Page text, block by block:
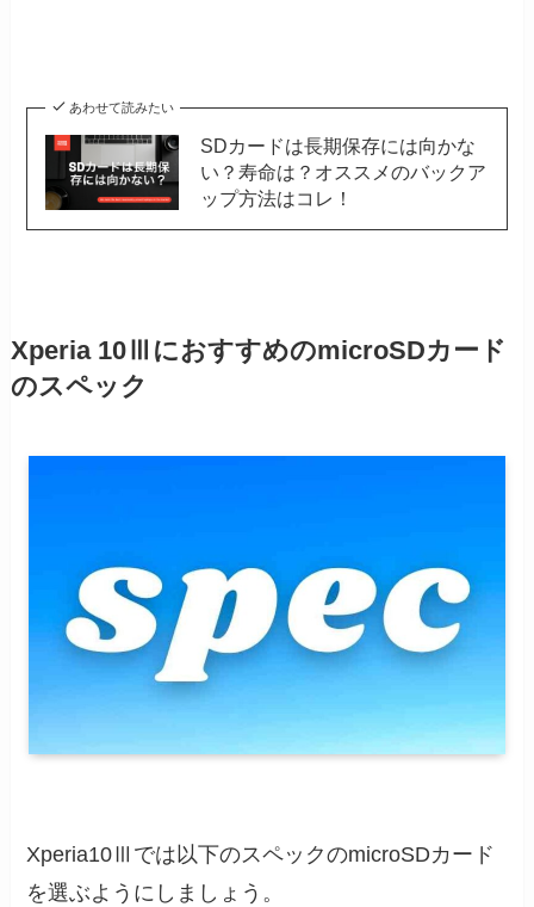
あわせて読みたい
SDカードは長期保存には向かな
い？寿命は？オススメのバックア
ップ方法はコレ！
Xperia 10ⅢにおすすめのmicroSDカード
のスペック
Xperia10Ⅲでは以下のスペックのmicroSDカード
を選ぶようにしましょう。